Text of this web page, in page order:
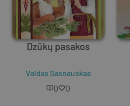
Dzūkų pasakos
Valdas Sasnauskas
0 0